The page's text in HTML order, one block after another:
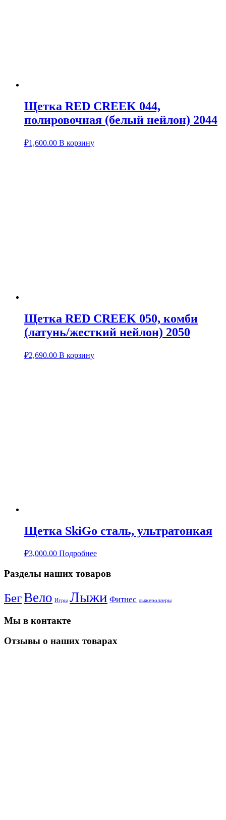
Щетка RED CREEK 044,
полировочная (белый нейлон) 2044
₽1,600.00 В корзину
Щетка RED CREEK 050, комби
(латунь/жесткий нейлон) 2050
₽2,690.00 В корзину
Щетка SkiGo сталь, ультратонкая
₽3,000.00 Подробнее
Разделы наших товаров
БегВело Игры Лыжи Фитнес лыжероллеры
Мы в контакте
Отзывы о наших товарах